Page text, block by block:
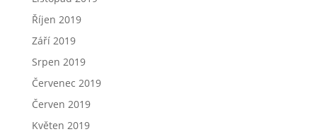
Říjen 2019
Září 2019
Srpen 2019
Červenec 2019
Červen 2019
Květen 2019